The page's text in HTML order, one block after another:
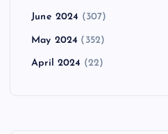
June 2024 (307)
May 2024 (352)
April 2024 (22)